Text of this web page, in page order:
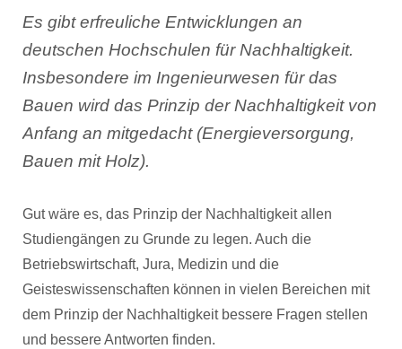
Es gibt erfreuliche Entwicklungen an
deutschen Hochschulen für Nachhaltigkeit.
Insbesondere im Ingenieurwesen für das
Bauen wird das Prinzip der Nachhaltigkeit von
Anfang an mitgedacht (Energieversorgung,
Bauen mit Holz).
Gut wäre es, das Prinzip der Nachhaltigkeit allen
Studiengängen zu Grunde zu legen. Auch die
Betriebswirtschaft, Jura, Medizin und die
Geisteswissenschaften können in vielen Bereichen mit
dem Prinzip der Nachhaltigkeit bessere Fragen stellen
und bessere Antworten finden.